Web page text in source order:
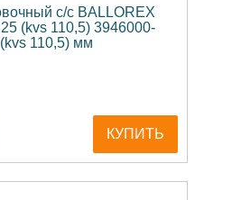
c/c BALLOREX
(kvs 110,5) 3946000-
110,5) мм
КУПИТЬ